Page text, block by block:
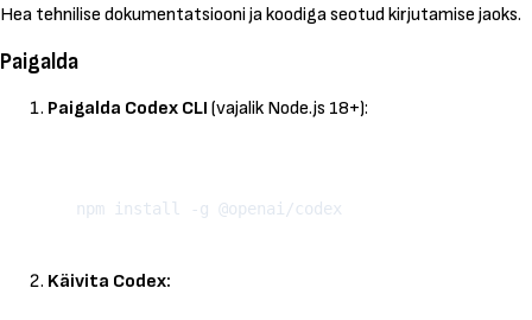
Hea tehnilise dokumentatsiooni ja koodiga seotud kirjutamise jaoks.
Paigalda
Paigalda Codex CLI (vajalik Node.js 18+):
Käivita Codex: